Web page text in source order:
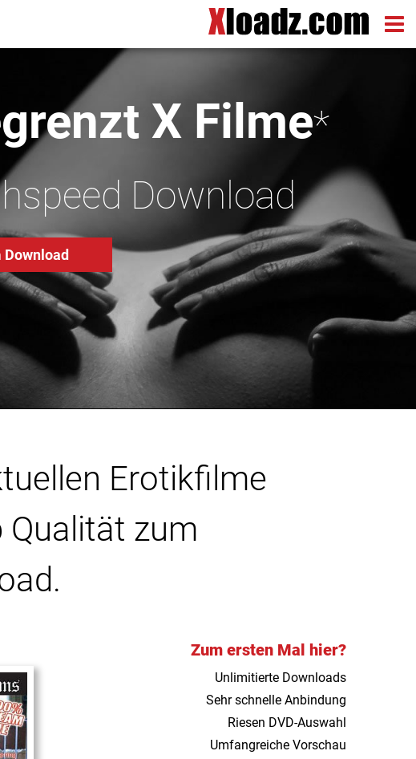
X Filme*
Download
Erotikfilme
zum
Zum ersten Mal hier?
Unlimitierte Downloads
Sehr schnelle Anbindung
Riesen DVD-Auswahl
Umfangreiche Vorschau